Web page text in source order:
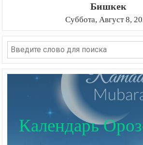
Бишкек
Суббота, Август 8,
Календарь